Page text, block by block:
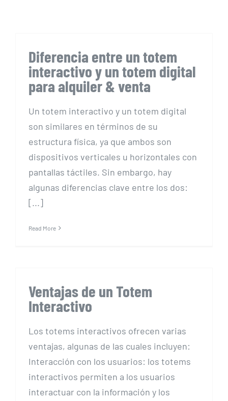
Diferencia entre un totem
interactivo y un totem digital
para alquiler & venta
Un totem interactivo y un totem digital
son similares en términos de su
estructura física, ya que ambos son
dispositivos verticales u horizontales con
pantallas táctiles. Sin embargo, hay
algunas diferencias clave entre los dos:
[...]
Read More
Ventajas de un Totem
Interactivo
Los totems interactivos ofrecen varias
ventajas, algunas de las cuales incluyen:
Interacción con los usuarios: los totems
interactivos permiten a los usuarios
interactuar con la información y los